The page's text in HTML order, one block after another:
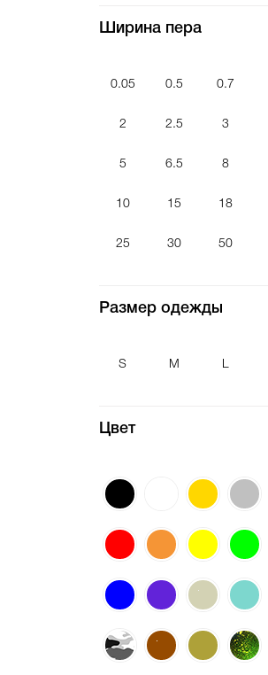
Сквизер
Сменный модуль
Стикербук
Футболка
Ширина пера
0.05 0.5 0.7
2 2.5 3
5 6.5 8
10 15 18
25 30 50
Размер одежды
S M L
Цвет